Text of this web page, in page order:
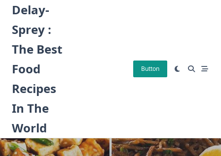
Skip
content
Delay-
Sprey :
The Best
Food
Recipes
In The
World
Button